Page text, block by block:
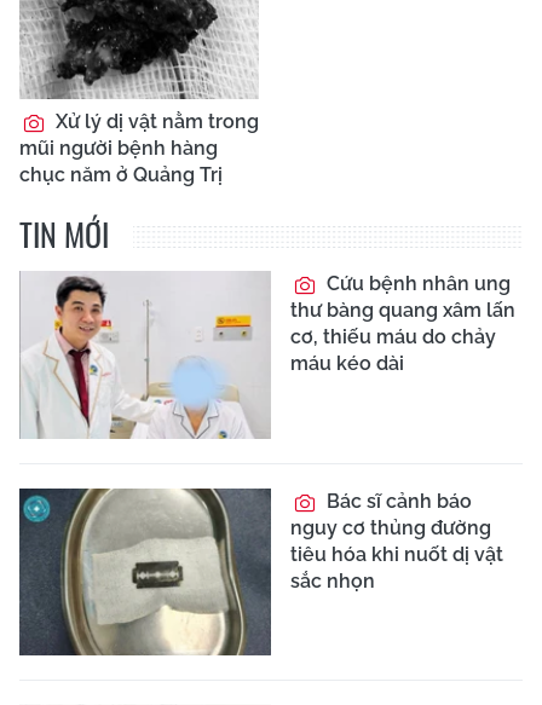
Xử lý dị vật nằm trong
mũi người bệnh hàng
chục năm ở Quảng Trị
TIN MỚI
Cứu bệnh nhân ung
thư bàng quang xâm lấn
cơ, thiếu máu do chảy
máu kéo dài
Bác sĩ cảnh báo
nguy cơ thủng đường
tiêu hóa khi nuốt dị vật
sắc nhọn